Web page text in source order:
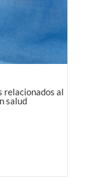
relacionados al
salud